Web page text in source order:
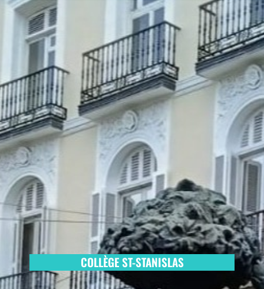
COLLÈGE ST-STANISLAS